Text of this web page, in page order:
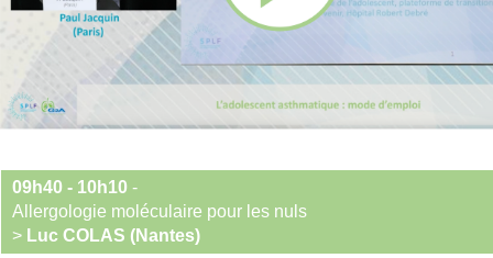
09h40 - 10h10 -
Allergologie moléculaire pour les nuls
> Luc COLAS (Nantes)